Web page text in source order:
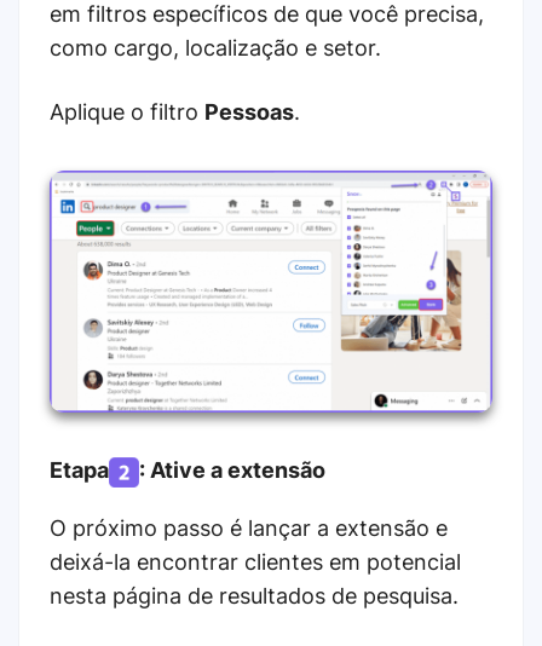
em filtros específicos de que você precisa,
como cargo, localização e setor.
Aplique o filtro Pessoas.
Etapa : Ative a extensão
O próximo passo é lançar a extensão e
deixá-la encontrar clientes em potencial
nesta página de resultados de pesquisa.